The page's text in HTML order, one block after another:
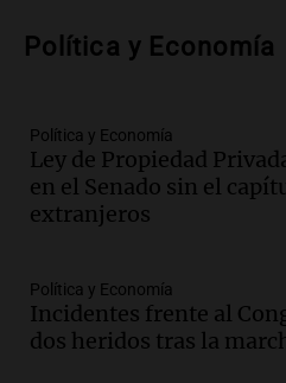
Episodios
sea, va a ser lindo”
La Cadena del Gol
Episodios
Audio.Débora
mano es muy
La Argentina, hoy
Episodios
Política y Economía
Política y Economía
Ley de Propiedad
en el Senado sin el
extranjeros
Política y Economía
Incidentes frente al
dos heridos tras la